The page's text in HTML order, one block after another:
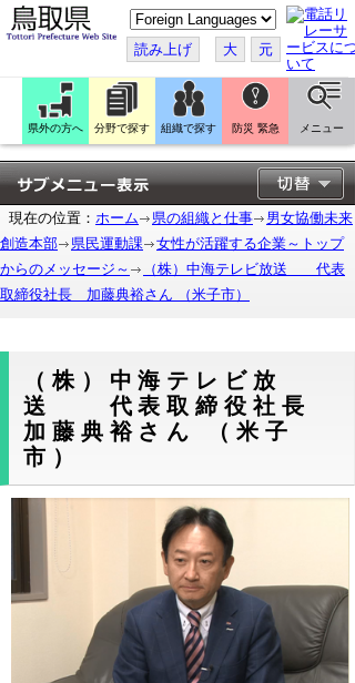
こ
の
ペ
ー
ジ
翻
訳
す
る
読み上げ 大 元
県外の方へ 分野で探す 組織で探す 防災 緊急 メニュー
現在の位置： ホーム 県の組織と仕事
男女協働未来
創造本部
県民運動課
女性が活躍する企業～トップ
からのメッセージ～
（株）中海テレビ放送 代表
取締役社長 加藤典裕さん （米子市）
（株）中海テレビ放
送 代表取締役社長
加藤典裕さん （米子
市）